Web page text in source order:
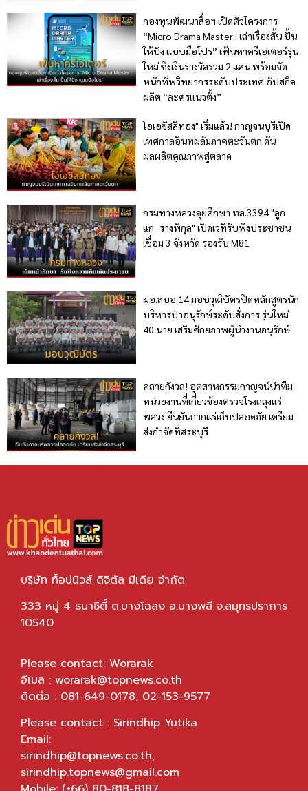
กองทุนพัฒนาสื่อฯ เปิดตัวโครงการ
“Micro Drama Master : เล่าเรื่องสั้น ปั้น
ให้ปัง แบบมือโปร” เฟ้นหาครีเอเตอร์รุ่น
ใหม่ ชิงเงินรางวัลรวม 2 แสน พร้อมจัด
หนักทัพวิทยากรระดับประเทศ อัปสกิล
ผลิต “ละครแนวตั้ง”
โอเอซิสสีทอง" เริ่มแล้ว! กาญจนบุรีเปิด
เทศกาลอินทผลัมภาคตะวันตก ดัน
ผลผลิตคุณภาพสู่ตลาด
กรมทางหลวงลุยศึกษา ทล.3394 "ลูก
แก–รางพิกุล" เปิดเวทีรับฟังประชาชน
เชื่อม 3 จังหวัด รองรับ M81
ผอ.สบอ.14 มอบวุฒิบัตรปิดหลักสูตรนัก
บริหารป่าอนุรักษ์ระดับสั่งการ รุ่นใหม่
40 นาย เสริมศักยภาพผู้นำงานอนุรักษ์
คลายกังวล! อุตสาหกรรมกาญจน์นำทีม
หน่วยงานที่เกี่ยวข้องตรวจโรงถลุงแร่
พลวง ยืนยันกากแร่เก็บปลอดภัย เตรียม
ส่งกำจัดที่สระบุรี
บริษัท ท็อปนิวส์ ดิจิตัล มีเดีย จำกัด
333 หมู่ 4 ธนาซิตี้ ต.บางโฉลง อ.บางพลี จ.สมุทรปราการ
10540
Please contact: Worarak
อีเมล : worarak@topnews.co.th
ติดต่อ : 081-649-0178, 02-153-9577
Please contact : Sirindhip Yutika
Email:
sirindhip@topnews.co.th,
sirindhip.topnews@gmail.com